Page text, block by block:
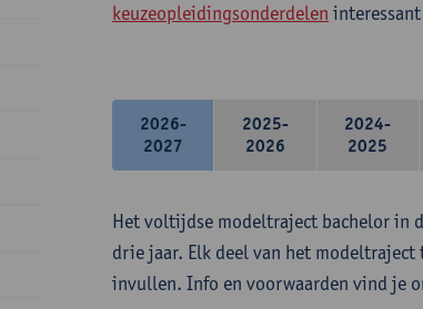
keuzeopleidingsonderdelen
2026-
2027
2025-
2026
2024-
2025
Het voltijdse modeltraject bachelor in
drie jaar. Elk deel van het
invullen. Info en voorwaarden vind je